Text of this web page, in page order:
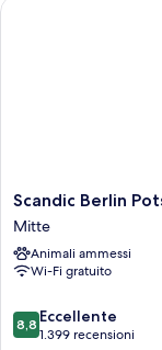
con
Scandic
Berlin
Potsdamer
Platz
Mitte
Scandic Berlin
Mitte
Animali ammessi
Wi-Fi gratuito
8.8
su
8,8 Eccellente
1.399 recensioni
Scandic Berlin